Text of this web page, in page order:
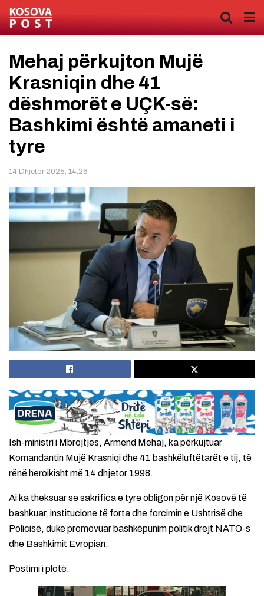
Mehaj përkujton Mujë
Krasniqin dhe 41
dëshmorët e UÇK-së:
Bashkimi është amaneti i
tyre
14 Dhjetor 2025, 14:26
Ish-ministri i Mbrojtjes, Armend Mehaj, ka përkujtuar
Komandantin Mujë Krasniqi dhe 41 bashkëluftëtarët e tij, të
rënë heroikisht më 14 dhjetor 1998.
Ai ka theksuar se sakrifica e tyre obligon për një Kosovë të
bashkuar, institucione të forta dhe forcimin e Ushtrisë dhe
Policisë, duke promovuar bashkëpunim politik drejt NATO-s
dhe Bashkimit Evropian.
Postimi i plotë: